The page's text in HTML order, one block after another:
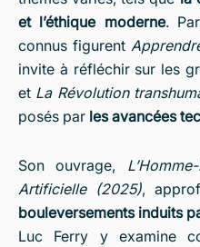
et l’éthique moderne.
connus figurent
invite à réfléchir sur les
et La Révolution
posés par les avancées
Son ouvrage,
Artificielle (2025),
bouleversements induits
Luc Ferry y examine